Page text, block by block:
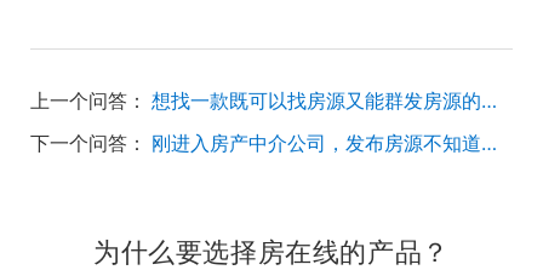
上一个问答：
想找一款既可以找房源又能群发房源的软件？
下一个问答：
刚进入房产中介公司，发布房源不知道怎么写房源标题怎么办？
为什么要选择房在线的产品？